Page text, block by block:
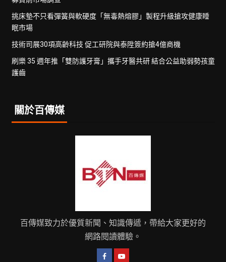
挑床墊不只看彈簧與軟硬度「無毒熱熔膠」製程升級搶攻健康睡
眠市場
技術司展30項高齡科技 促工研院與泰陞簽約搶4億商機
刷樂 35 週年推「雙防護牙膏」攜手牙醫共研 結合公益助弱勢孩童
護齒
關於百傳媒
百傳媒致力於優質新聞、知識傳遞，帶給大家更好的
網路閱讀體驗。